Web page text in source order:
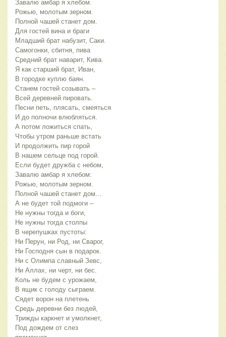
Завалю амбар я хлебом.
Рожью, молотым зерном.
Полной чашей станет дом.
Для гостей вина и браги
Младший брат набузит, Саки.
Самогонки, сбитня, пива
Средний брат наварит, Кива.
Я как старший брат, Иван,
В городке куплю баян.
Станем гостей созывать –
Всей деревней пировать.
Песни петь, плясать, смеяться
И до полночи влюбляться.
А потом ложиться спать,
Чтобы утром раньше встать
И продолжить пир горой
В нашем сельце под горой.
Если будет дружба с небом,
Завалю амбар я хлебом:
Рожью, молотым зерном.
Полной чашей станет дом…
А не будет той подмоги –
Не нужны тогда и боги,
Не нужны тогда столпы
В черепушках пустоты:
Ни Перун, ни Род, ни Сварог,
Ни Господня сын в подарок.
Ни с Олимпа славный Зевс,
Ни Аллах, ни черт, ни бес.
Коль не будем с урожаем,
В ящик с голоду сыграем.
Сядет ворон на плетень
Средь деревни без людей,
Трижды каркнет и умолкнет,
Под дождем от слез